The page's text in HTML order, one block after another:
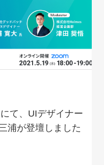
て、UIデザイナー
浦が登壇しました